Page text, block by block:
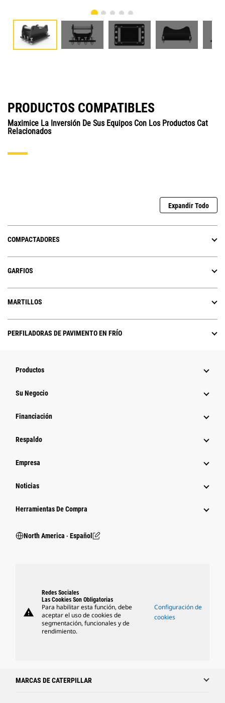
PRODUCTOS COMPATIBLES
Maximice La Inversión De Sus Equipos Con Los Productos Cat
Relacionados
Expandir Todo
COMPACTADORES
GARFIOS
MARTILLOS
PERFILADORAS DE PAVIMENTO EN FRÍO
Productos
Su Negocio
Financiación
Respaldo
Empresa
Noticias
Herramientas De Compra
North America ‧ Español
warning
Redes Sociales
Las Cookies Son Obligatorias
Para habilitar esta función, debe
aceptar el uso de cookies de
segmentación, funcionales y de
rendimiento.
Configuración de
cookies
MARCAS DE CATERPILLAR